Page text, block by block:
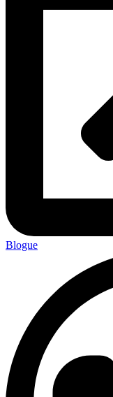
Blogue